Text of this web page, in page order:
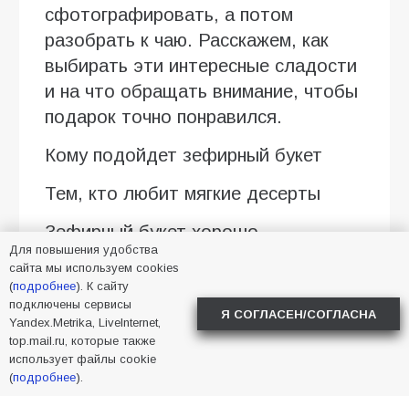
сфотографировать, а потом
разобрать к чаю. Расскажем, как
выбирать эти интересные сладости
и на что обращать внимание, чтобы
подарок точно понравился.
Кому подойдет зефирный букет
Тем, кто любит мягкие десерты
Зефирный букет хорошо
воспринимается людьми, которые
выбирают легкие сладости вместо
плотных тортов с кремом. В
композиции могут быть ванильные,
ягодные, сливочные оттенки вкуса,
а еще пастельная гамма: белый,
Для повышения удобства
сайта мы используем cookies
(подробнее). К сайту
подключены сервисы
Yandex.Metrika, LiveInternet,
top.mail.ru, которые также
использует файлы cookie
(подробнее).
Я СОГЛАСЕН/СОГЛАСНА